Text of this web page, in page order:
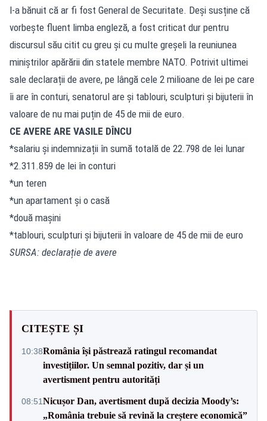
l-a bănuit că ar fi fost General de Securitate. Deși susține că
vorbește fluent limba engleză, a fost criticat dur pentru
discursul său citit cu greu și cu multe greșeli la reuniunea
miniștrilor apărării din statele membre NATO. Potrivit ultimei
sale declarații de avere, pe lângă cele 2 milioane de lei pe care
îi are în conturi, senatorul are și tablouri, sculpturi și bijuterii în
valoare de nu mai puțin de 45 de mii de euro.
CE AVERE ARE VASILE DÎNCU
*salariu și indemnizații în sumă totală de 22.798 de lei lunar
*2.311.859 de lei în conturi
*un teren
*un apartament și o casă
*două mașini
*tablouri, sculpturi și bijuterii în valoare de 45 de mii de euro
SURSA: declarație de avere
CITEȘTE ȘI
10:38România își păstrează ratingul recomandat
investițiilor. Un semnal pozitiv, dar și un
avertisment pentru autorități
08:51Nicușor Dan, avertisment după decizia Moody’s:
„România trebuie să revină la creștere economică”